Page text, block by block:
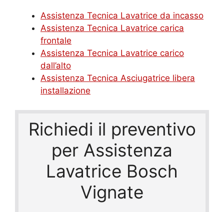
Assistenza Tecnica Lavatrice da incasso
Assistenza Tecnica Lavatrice carica
frontale
Assistenza Tecnica Lavatrice carico
dall’alto
Assistenza Tecnica Asciugatrice libera
installazione
Richiedi il preventivo
per Assistenza
Lavatrice Bosch
Vignate